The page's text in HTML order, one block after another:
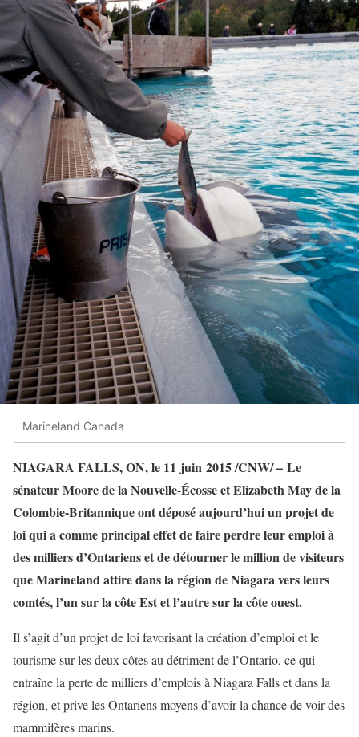
Marineland Canada
NIAGARA FALLS, ON, le 11 juin 2015 /CNW/ – Le
sénateur Moore de la Nouvelle-Écosse et Elizabeth May de la
Colombie-Britannique ont déposé aujourd’hui un projet de
loi qui a comme principal effet de faire perdre leur emploi à
des milliers d’Ontariens et de détourner le million de visiteurs
que Marineland attire dans la région de Niagara vers leurs
comtés, l’un sur la côte Est et l’autre sur la côte ouest.
Il s’agit d’un projet de loi favorisant la création d’emploi et le
tourisme sur les deux côtes au détriment de l’Ontario, ce qui
entraîne la perte de milliers d’emplois à Niagara Falls et dans la
région, et prive les Ontariens moyens d’avoir la chance de voir des
mammifères marins.